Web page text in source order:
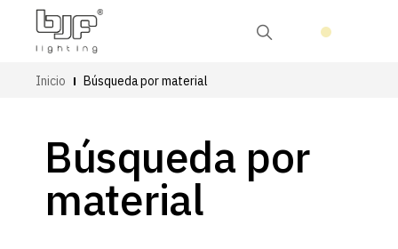
Inicio Búsqueda por material
Búsqueda por
material